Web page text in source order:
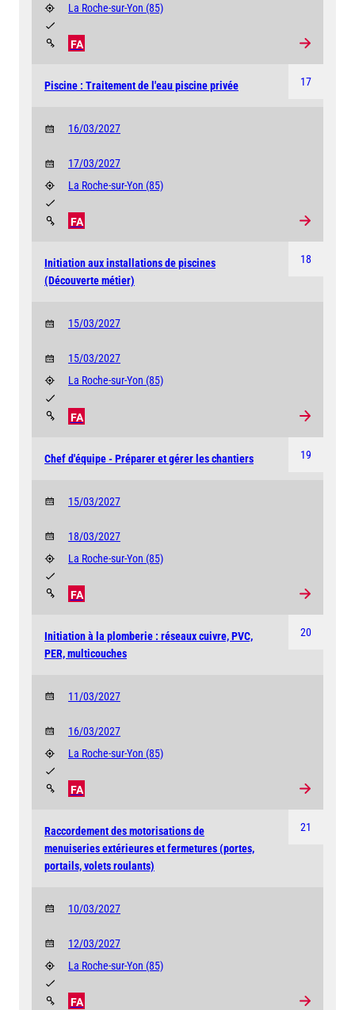
La Roche-sur-Yon (85)
FA
17
Piscine : Traitement de l'eau piscine privée
16/03/2027
17/03/2027
La Roche-sur-Yon (85)
FA
18
Initiation aux installations de piscines
(Découverte métier)
15/03/2027
15/03/2027
La Roche-sur-Yon (85)
FA
19
Chef d'équipe - Préparer et gérer les chantiers
15/03/2027
18/03/2027
La Roche-sur-Yon (85)
FA
20
Initiation à la plomberie : réseaux cuivre, PVC,
PER, multicouches
11/03/2027
16/03/2027
La Roche-sur-Yon (85)
FA
21
Raccordement des motorisations de
menuiseries extérieures et fermetures (portes,
portails, volets roulants)
10/03/2027
12/03/2027
La Roche-sur-Yon (85)
FA